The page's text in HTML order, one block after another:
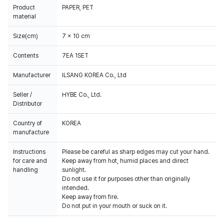
Product
material
PAPER, PET
Size(cm) 7 x 10 cm
Contents 7EA 1SET
Manufacturer ILSANG KOREA Co., Ltd
Seller /
Distributor
HYBE Co., Ltd.
Country of
manufacture
KOREA
Instructions
for care and
handling
Please be careful as sharp edges may cut your hand.
Keep away from hot, humid places and direct
sunlight.
Do not use it for purposes other than originally
intended.
Keep away from fire.
Do not put in your mouth or suck on it.